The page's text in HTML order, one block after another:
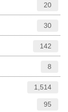
20
30
142
8
1,514
95